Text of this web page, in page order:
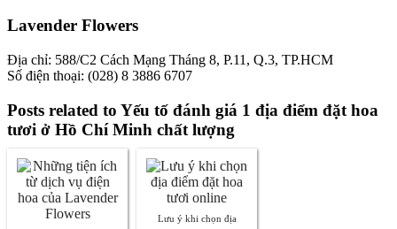
Lavender Flowers
Địa chỉ: 588/C2 Cách Mạng Tháng 8, P.11, Q.3, TP.HCM
Số điện thoại: (028) 8 3886 6707
Posts related to Yếu tố đánh giá 1 địa điểm đặt hoa
tươi ở Hồ Chí Minh chất lượng
Lưu ý khi chọn địa